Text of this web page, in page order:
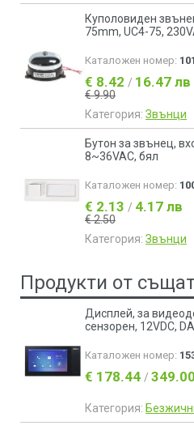
Куполовиден
75mm, UC4-75,
Каталожен номер:
€ 8.42 / 16.47 лв
€ 9.90
Категория: Звънци
Бутон за звънец,
8~36VAC, бял
Каталожен номер:
€ 2.13 / 4.17 лв
€ 2.50
Категория: Звънци
Продукти от
Дисплей, за
сензорен, 12VDC,
Каталожен номер:
€ 178.44 /
Категория: